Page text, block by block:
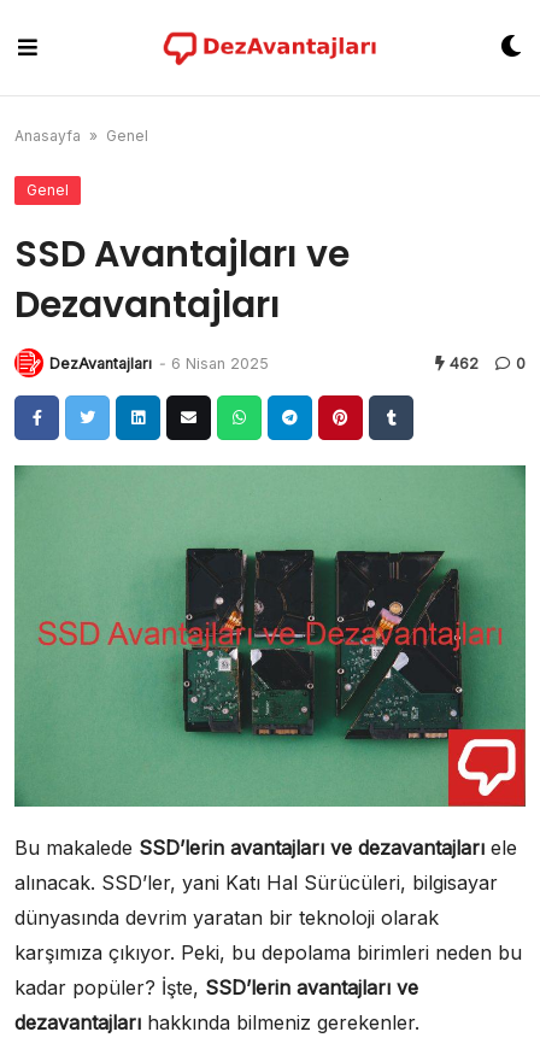
content
Anasayfa » Genel
Genel
SSD Avantajları ve
Dezavantajları
DezAvantajları - 6 Nisan 2025 462 0
Bu makalede SSD’lerin avantajları ve dezavantajları ele
alınacak. SSD’ler, yani Katı Hal Sürücüleri, bilgisayar
dünyasında devrim yaratan bir teknoloji olarak
karşımıza çıkıyor. Peki, bu depolama birimleri neden bu
kadar popüler? İşte, SSD’lerin avantajları ve
dezavantajları hakkında bilmeniz gerekenler.